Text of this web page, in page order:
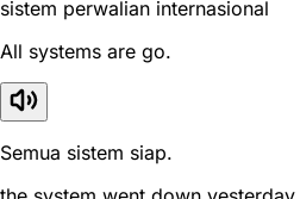
sistem perwalian internasional
All systems are go.
Semua sistem siap.